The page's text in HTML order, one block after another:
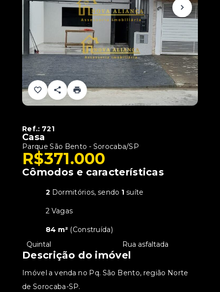
Ref.: 721
Casa
Parque São Bento - Sorocaba/SP
R$371.000
Cômodos e características
2 Dormitórios, sendo 1 suíte
2 Vagas
84 m² (Construída)
Quintal Rua asfaltada
Descrição do imóvel
Imóvel a venda no Pq. São Bento, região Norte
de Sorocaba-SP.